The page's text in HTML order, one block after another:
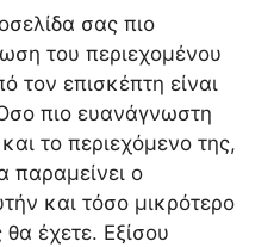
σας πιο
του περιεχομένου
τον επισκέπτη είναι
πιο ευανάγνωστη
το περιεχόμενο της,
παραμείνει ο
και τόσο μικρότερο
έχετε. Εξίσου